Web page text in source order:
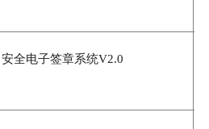
安全电子签章系统V2.0